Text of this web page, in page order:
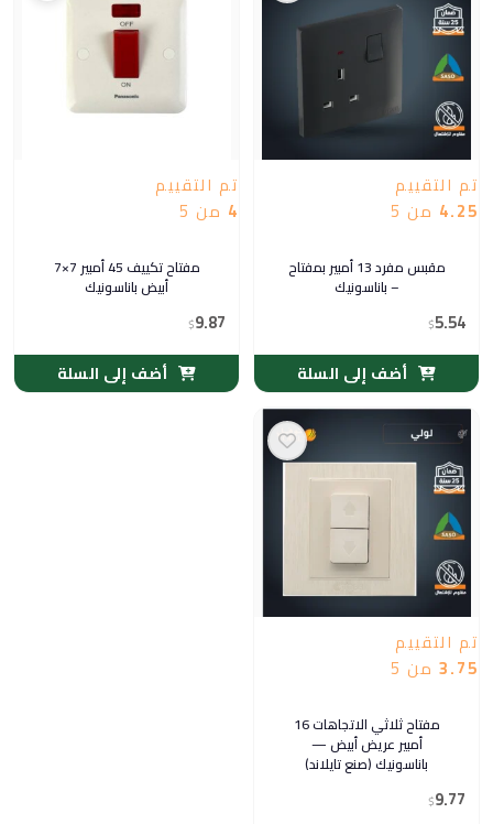
تم التقييم
4.25 من 5
مقبس مفرد 13 أمبير بمفتاح
– باناسونيك
$5.54
أضف إلى السلة
تم التقييم
4 من 5
مفتاح تكييف 45 أمبير 7×7
أبيض باناسونيك
$9.87
أضف إلى السلة
تم التقييم
3.75 من 5
مفتاح ثلاثي الاتجاهات 16
أمبير عريض أبيض —
باناسونيك (صنع تايلاند)
$9.77